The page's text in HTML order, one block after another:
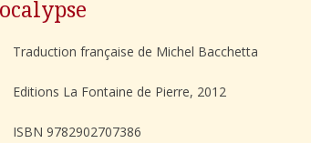
Traduction française de Michel Bacchetta
Editions La Fontaine de Pierre, 2012
ISBN 9782902707386